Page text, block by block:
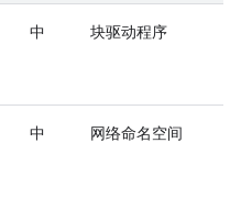
中 块驱动程序
中 网络命名空间